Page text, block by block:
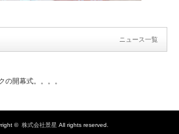
ニュース一覧
の開幕式。。。。
© 株式会社景星 All rights reserved.